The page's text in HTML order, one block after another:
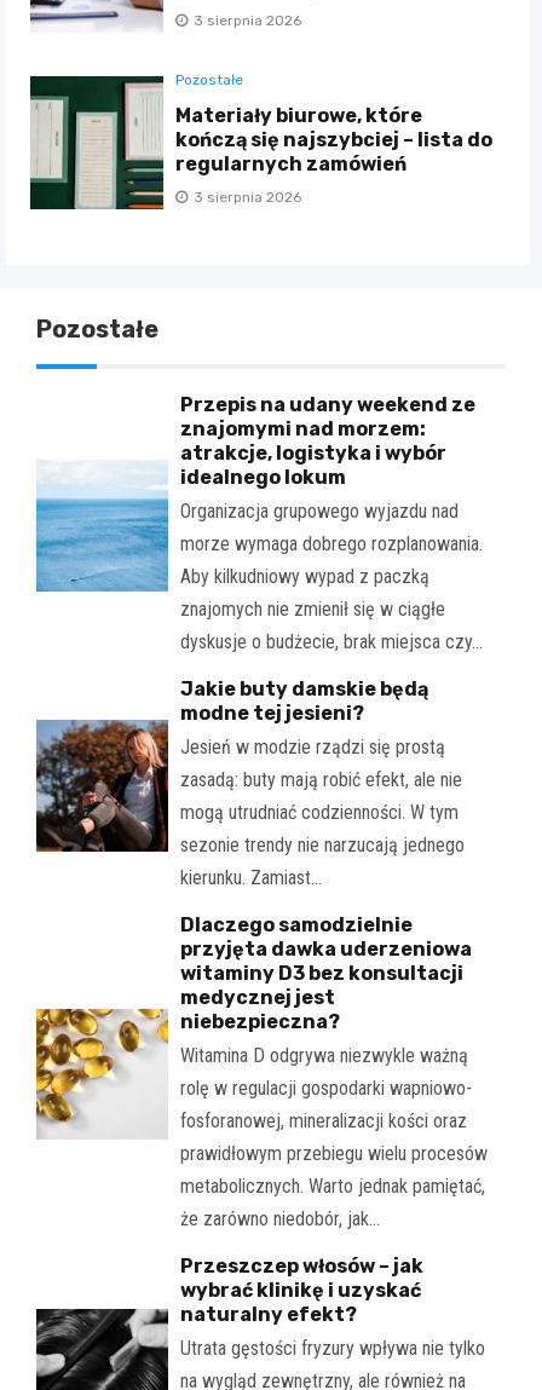
3 sierpnia 2026
Pozostałe
Materiały biurowe, które
kończą się najszybciej – lista do
regularnych zamówień
3 sierpnia 2026
Pozostałe
Przepis na udany weekend ze
znajomymi nad morzem:
atrakcje, logistyka i wybór
idealnego lokum
Organizacja grupowego wyjazdu nad
morze wymaga dobrego rozplanowania.
Aby kilkudniowy wypad z paczką
znajomych nie zmienił się w ciągłe
dyskusje o budżecie, brak miejsca czy…
Jakie buty damskie będą
modne tej jesieni?
Jesień w modzie rządzi się prostą
zasadą: buty mają robić efekt, ale nie
mogą utrudniać codzienności. W tym
sezonie trendy nie narzucają jednego
kierunku. Zamiast…
Dlaczego samodzielnie
przyjęta dawka uderzeniowa
witaminy D3 bez konsultacji
medycznej jest
niebezpieczna?
Witamina D odgrywa niezwykle ważną
rolę w regulacji gospodarki wapniowo-
fosforanowej, mineralizacji kości oraz
prawidłowym przebiegu wielu procesów
metabolicznych. Warto jednak pamiętać,
że zarówno niedobór, jak…
Przeszczep włosów – jak
wybrać klinikę i uzyskać
naturalny efekt?
Utrata gęstości fryzury wpływa nie tylko
na wygląd zewnętrzny, ale również na